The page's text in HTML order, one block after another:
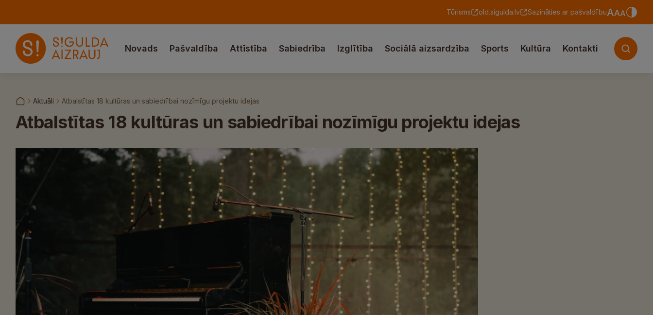
Tūrisms old.sigulda.lv Sazināties ar pašvaldību
Novads Pašvaldība Attīstība Sabiedrība Izglītība Sociālā aizsardzība Sports Kultūra Kontakti
Aktuāli Atbalstītas 18 kultūras un sabiedrībai nozīmīgu projektu idejas
Atbalstītas 18 kultūras un sabiedrībai nozīmīgu projektu idejas